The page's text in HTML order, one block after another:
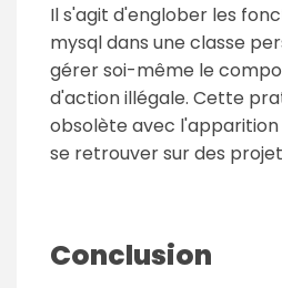
Il s'agit d'englober les
mysql dans une classe
gérer soi-même le
d'action illégale. Cette
obsolète avec l'apparition
se retrouver sur des
Conclusion